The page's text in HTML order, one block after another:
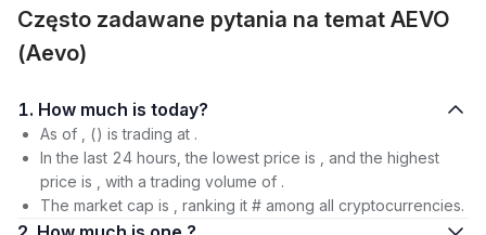
Często zadawane pytania na temat AEVO
(Aevo)
1. How much is today?
As of , () is trading at .
In the last 24 hours, the lowest price is , and the highest
price is , with a trading volume of .
The market cap is , ranking it # among all cryptocurrencies.